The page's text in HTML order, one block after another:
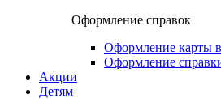
Оформление справок
Оформление карты
Оформление
Акции
Детям